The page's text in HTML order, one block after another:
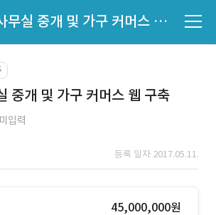
위치기반 사무실 중개 및 가구 커머스 웹 구축
중개 및 가구 커머스 웹 구축
입력
등록 일자 2017.05.11.
45,000,000원